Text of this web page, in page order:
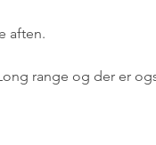
aften.
range og der er